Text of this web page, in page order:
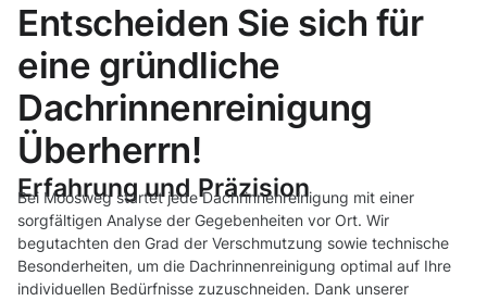
Entscheiden Sie sich für
eine gründliche
Dachrinnenreinigung
Überherrn!
Erfahrung und Präzision
Bei Moosweg startet jede Dachrinnenreinigung mit einer
sorgfältigen Analyse der Gegebenheiten vor Ort. Wir
begutachten den Grad der Verschmutzung sowie technische
Besonderheiten, um die Dachrinnenreinigung optimal auf Ihre
individuellen Bedürfnisse zuzuschneiden. Dank unserer